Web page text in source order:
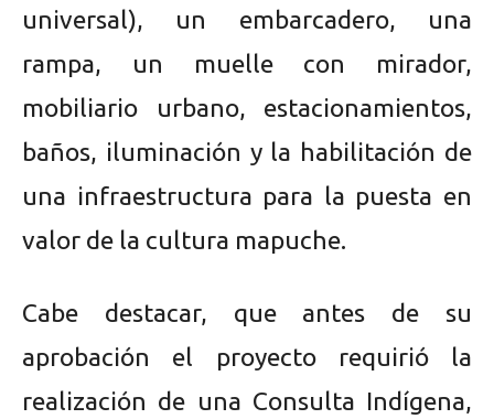
universal), un embarcadero, una
rampa, un muelle con mirador,
mobiliario urbano, estacionamientos,
baños, iluminación y la habilitación de
una infraestructura para la puesta en
valor de la cultura mapuche.
Cabe destacar, que antes de su
aprobación el proyecto requirió la
realización de una Consulta Indígena,